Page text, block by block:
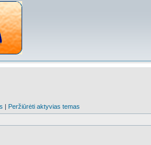
| Peržiūrėti aktyvias temas